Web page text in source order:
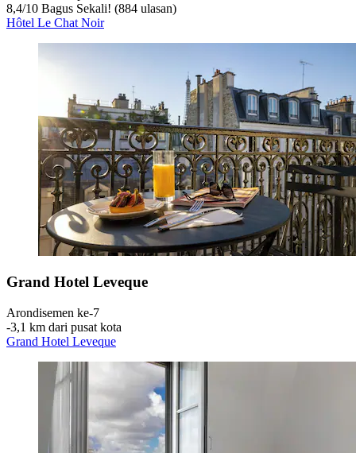
8,4/10 Bagus Sekali! (884 ulasan)
Hôtel Le Chat Noir
Grand Hotel Leveque
Arondisemen ke-7
‐3,1 km dari pusat kota
Grand Hotel Leveque